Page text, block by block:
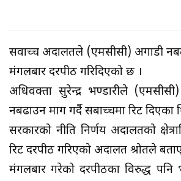
सर्वोच्च अदालतले (एमसीसी) अगाडी
मंगलबार दरपीठ गरिदिएको छ ।
अधिवक्ता सुरेन्द्र भण्डारीले
नबढाउन माग गर्दै सर्बोच्चमा रिट दिएका
सरकारको नीति निर्णय अदालतको
रिट दरपीठ गरिएको अदालत श्रोतले
मंगलबार गरेको दरपीठका विरुद्ध पनि